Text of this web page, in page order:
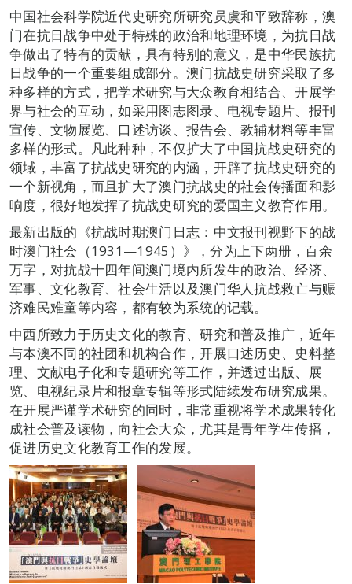
中国社会科学院近代史研究所研究员虞和平致辞称，澳
门在抗日战争中处于特殊的政治和地理环境，为抗日战
争做出了特有的贡献，具有特别的意义，是中华民族抗
日战争的一个重要组成部分。澳门抗战史研究采取了多
种多样的方式，把学术研究与大众教育相结合、开展学
界与社会的互动，如采用图志图录、电视专题片、报刊
宣传、文物展览、口述访谈、报告会、教辅材料等丰富
多样的形式。凡此种种，不仅扩大了中国抗战史研究的
领域，丰富了抗战史研究的内涵，开辟了抗战史研究的
一个新视角，而且扩大了澳门抗战史的社会传播面和影
响度，很好地发挥了抗战史研究的爱国主义教育作用。
最新出版的《抗战时期澳门日志：中文报刊视野下的战
时澳门社会（1931—1945）》，分为上下两册，百余
万字，对抗战十四年间澳门境内所发生的政治、经济、
军事、文化教育、社会生活以及澳门华人抗战救亡与赈
济难民难童等内容，都有较为系统的记载。
中西所致力于历史文化的教育、研究和普及推广，近年
与本澳不同的社团和机构合作，开展口述历史、史料整
理、文献电子化和专题研究等工作，并透过出版、展
览、电视纪录片和报章专辑等形式陆续发布研究成果。
在开展严谨学术研究的同时，非常重视将学术成果转化
成社会普及读物，向社会大众，尤其是青年学生传播，
促进历史文化教育工作的发展。